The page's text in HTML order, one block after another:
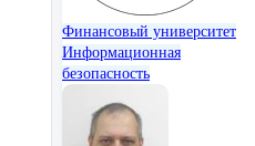
Финансовый университет
Информационная
безопасность